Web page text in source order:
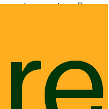
e outras. Para
um profissional
para o